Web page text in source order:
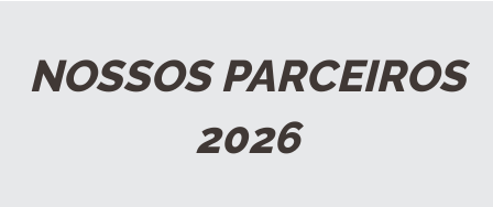
NOSSOS PARCEIROS
2026